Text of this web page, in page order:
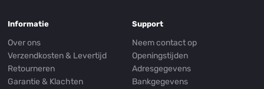
Informatie
Over ons
Verzendkosten & Levertijd
Retourneren
Garantie & Klachten
Support
Neem contact op
Openingstijden
Adresgegevens
Bankgegevens